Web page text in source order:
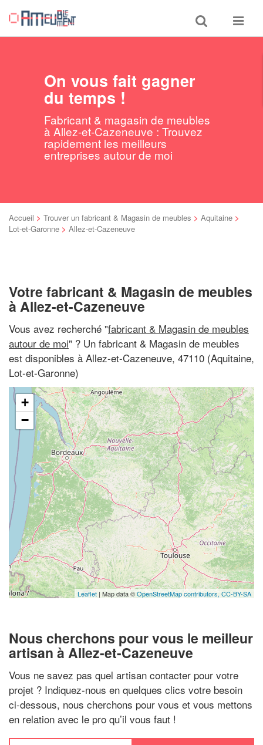
Toggle
search
Toggle
On vous fait gagner
du temps !
Fabricant & magasin de meubles
à Allez-et-Cazeneuve : Trouvez
rapidement les meilleurs
entreprises autour de moi
Accueil > Trouver un fabricant & Magasin de meubles > Aquitaine >
Lot-et-Garonne > Allez-et-Cazeneuve
Votre fabricant & Magasin de meubles
à Allez-et-Cazeneuve
Vous avez recherché "fabricant & Magasin de meubles
autour de moi" ? Un fabricant & Magasin de meubles
est disponibles à Allez-et-Cazeneuve, 47110 (Aquitaine,
Lot-et-Garonne)
+
−
Leaflet | Map data ©OpenStreetMap contributors, CC-BY-SA
Nous cherchons pour vous le meilleur
artisan à Allez-et-Cazeneuve
Vous ne savez pas quel artisan contacter pour votre
projet ? Indiquez-nous en quelques clics votre besoin
ci-dessous, nous cherchons pour vous et vous mettons
en relation avec le pro qu’il vous faut !